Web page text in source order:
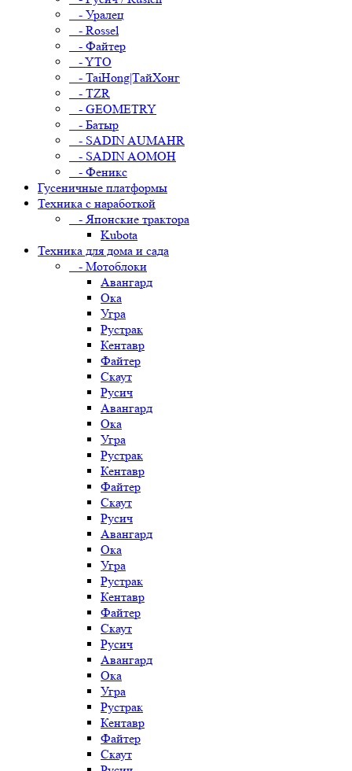
- Уралец
- Rossel
- Файтер
- YTO
- TaiHong|ТайХонг
- TZR
- GEOMETRY
- Батыр
- SADIN AUMAHR
- SADIN AOMOH
- Феникс
Гусеничные платформы
Техника с наработкой
- Японские трактора
Kubota
Техника для дома и сада
- Мотоблоки
Авангард
Ока
Угра
Рустрак
Кентавр
Файтер
Скаут
Русич
Авангард
Ока
Угра
Рустрак
Кентавр
Файтер
Скаут
Русич
Авангард
Ока
Угра
Рустрак
Кентавр
Файтер
Скаут
Русич
Авангард
Ока
Угра
Рустрак
Кентавр
Файтер
Скаут